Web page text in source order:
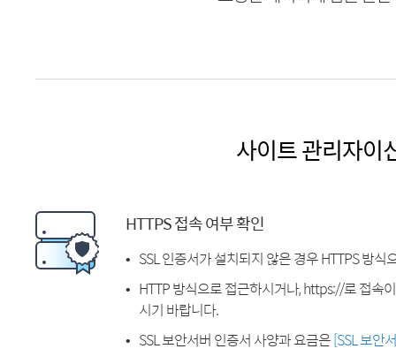
사이트 관리자이
HTTPS 접속 여부 확인
SSL 인증서가 설치되지 않은 경우 HTTPS 방식
HTTP 방식으로 접근하시거나, https://로 접속
시기 바랍니다.
SSL 보안서버 인증서 사양과 요금은[SSL 보안